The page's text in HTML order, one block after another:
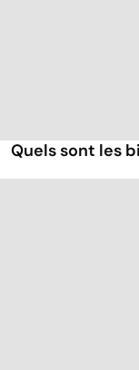
Quels sont les